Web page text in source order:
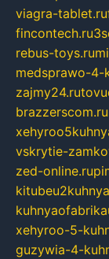
viagra-tablet.ru
fincontech.ru
rebus-toys.ru
medsprawo-4-
zajmy24.ru
brazzerscom.ru
vskrytie-
zed-online.ru
xehyroo-5-
guzywia-4-